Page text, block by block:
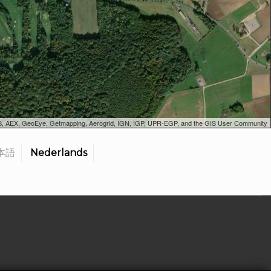
GeoEye, Getmapping, Aerogrid, IGN, IGP, UPR-EGP, and the GIS User Community
語 Nederlands